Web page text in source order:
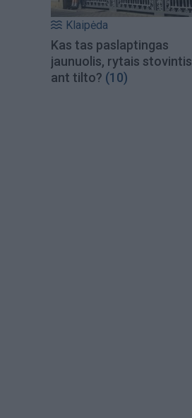
Klaipėda
Kas tas paslaptingas
jaunuolis, rytais stovintis
ant tilto? (10)